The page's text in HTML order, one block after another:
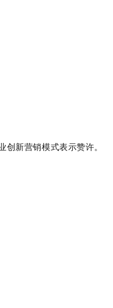
新营销模式表示赞许。